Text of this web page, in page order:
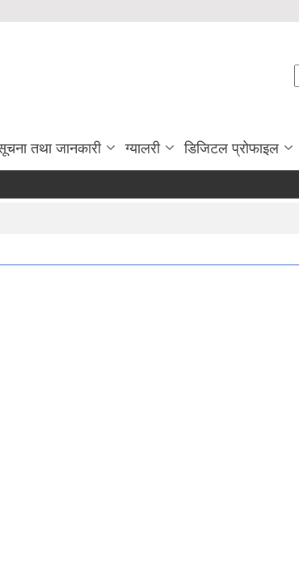
तथा जानकारी ग्यालरी डिजिटल प्रोफाइल